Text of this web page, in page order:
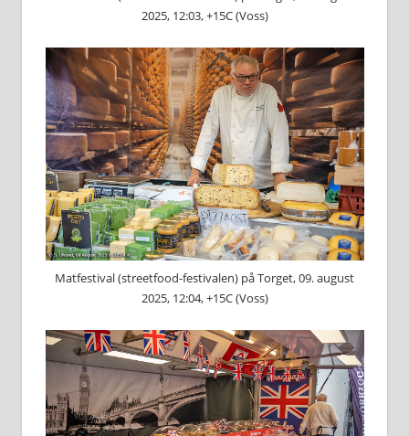
2025, 12:03, +15C (Voss)
Matfestival (streetfood-festivalen) på Torget, 09. august
2025, 12:04, +15C (Voss)